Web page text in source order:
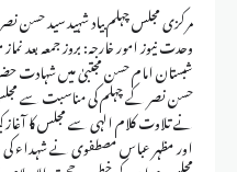
مرکزی مجلس چہلم بیاد شہید سید حسن
وحدت نیوز امور خارجہ: بروز جمعہ بعد
شبستان امام حسن مجتبیٰ میں شہادت
حسن نصر کے چہلم کی مناسبت سے مجلس
نے تلاوت کلام الہی سے مجلس کا آغاز
اور مظہر عباس مصطفوی نے شہداء کی